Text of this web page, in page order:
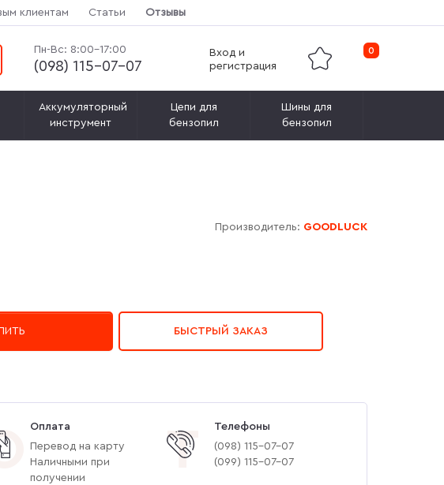
клиентам Статьи Отзывы
0
Вход и
регистрация
Пн-Вс: 8:00-17:00
(‎098) 115-07-07
Аккумуляторный
инструмент
Цепи для
бензопил
Шины для
бензопил
Производитель: GOODLUCK
БЫСТРЫЙ ЗАКАЗ
Оплата
Перевод на карту
Наличными при
получении
Т
Телефоны
(‎098) 115-07-07
(‎099) 115-07-07